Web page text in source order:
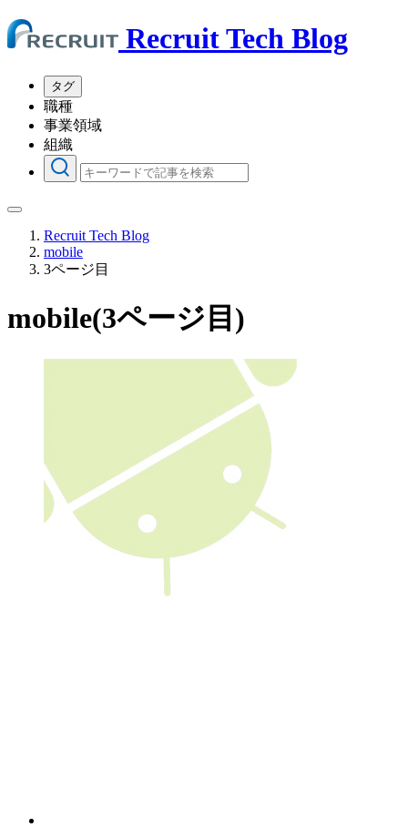
Recruit Tech Blog
タグ
職種
事業領域
組織
Recruit Tech Blog
mobile
3ページ目
mobile(3ページ目)